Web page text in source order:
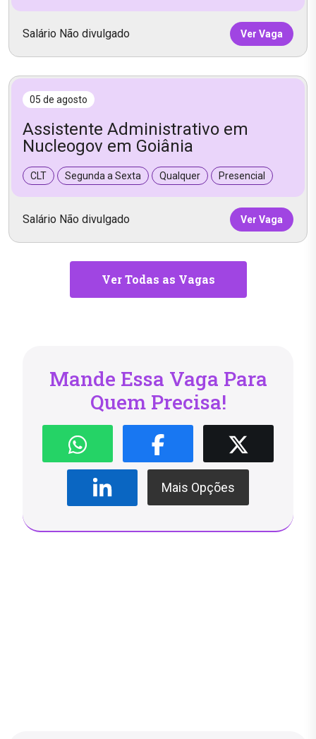
Salário Não divulgado Ver Vaga
05 de agosto
Assistente Administrativo em
Nucleogov em Goiânia
CLT Segunda a Sexta Qualquer Presencial
Salário Não divulgado Ver Vaga
Ver Todas as Vagas
Mande Essa Vaga Para
Quem Precisa!
Mais Opções